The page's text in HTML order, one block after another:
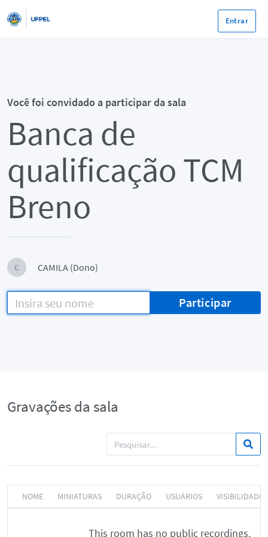
Entrar
Você foi convidado a participar da sala
Banca de
qualificação TCM
Breno
C CAMILA (Dono)
Participar
Gravações da sala
NOME MINIATURAS DURAÇÃO USUÁRIOS VISIBILIDADE
This room has no public recordings.